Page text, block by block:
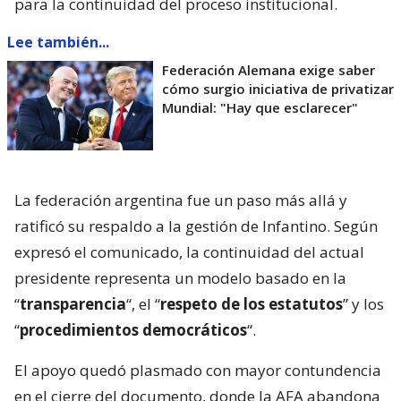
Lee también...
Federación Alemana exige saber
cómo surgio iniciativa de privatizar
Mundial: "Hay que esclarecer"
La federación argentina fue un paso más allá y
ratificó su respaldo a la gestión de Infantino. Según
expresó el comunicado, la continuidad del actual
presidente representa un modelo basado en la
“transparencia“, el “respeto de los estatutos” y los
“procedimientos democráticos“.
El apoyo quedó plasmado con mayor contundencia
en el cierre del documento, donde la AFA abandona